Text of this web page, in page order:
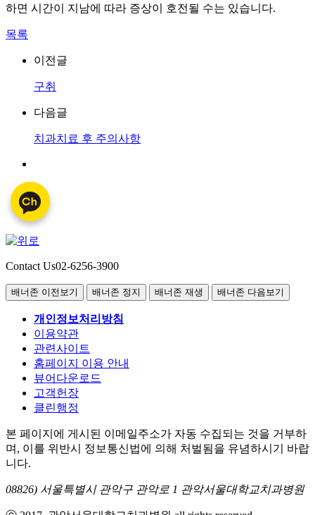
하면 시간이 지남에 따라 증상이 호전될 수는 있습니다.
목록
이전글
구취
다음글
치과치료 후 주의사항
Contact Us02-6256-3900
배너존 이전보기 배너존 정지 배너존 재생 배너존 다음보기
개인정보처리방침
이용약관
관련사이트
홈페이지 이용 안내
뷰어다운로드
고객헌장
클린행정
본 페이지에 게시된 이메일주소가 자동 수집되는 것을 거부하
며, 이를 위반시 정보통신법에 의해 처벌됨을 유념하시기 바랍
니다.
08826) 서울특별시 관악구 관악로 1 관악서울대학교치과병원